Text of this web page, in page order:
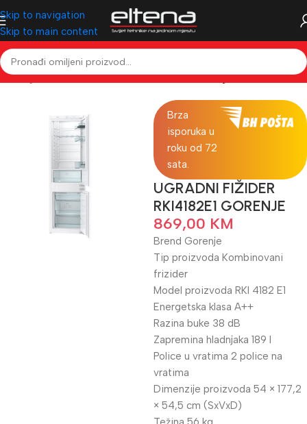
Skip to navigation
Skip to main content
& Ugradbena tehnika Frižideri i zamrzivači Ugradbeni frižideri
Brza
isporuka u
roku od 72
sata.
UGRADNI FIŽIDER
RKI4182E1 GORENJE
869,00 KM
Brend Gorenje
Tip proizvoda Kombinovani
frizider
Model proizvoda RKI 4182 E1
Energetska klasa A++
Razina buke 38 dB
Zapremina hladnjaka 189 l
Police u vratima 2 police na
vratima
Dimenzije proizvoda 54 × 177,2
× 54,5 cm (SxVxD)